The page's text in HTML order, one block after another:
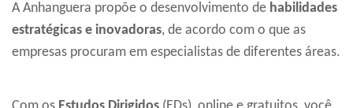
A Anhanguera propõe o desenvolvimento de habilidades
estratégicas e inovadoras, de acordo com o que as
empresas procuram em especialistas de diferentes áreas.